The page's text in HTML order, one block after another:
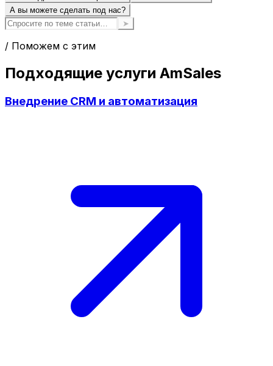
А вы можете сделать под нас?
➤
/ Поможем с этим
Подходящие услуги AmSales
Внедрение CRM и автоматизация